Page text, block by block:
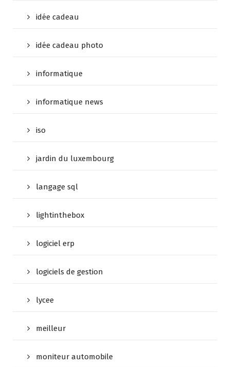
idée cadeau
idée cadeau photo
informatique
informatique news
iso
jardin du luxembourg
langage sql
lightinthebox
logiciel erp
logiciels de gestion
lycee
meilleur
moniteur automobile